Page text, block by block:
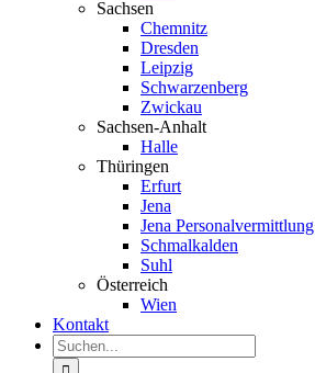
Sachsen
Chemnitz
Dresden
Leipzig
Schwar­zenberg
Zwickau
Sachsen-Anhalt
Halle
Thüringen
Erfurt
Jena
Jena Perso­nal­ver­mittlung
Schmal­kalden
Suhl
Öster­reich
Wien
Kontakt
Suche
nach: